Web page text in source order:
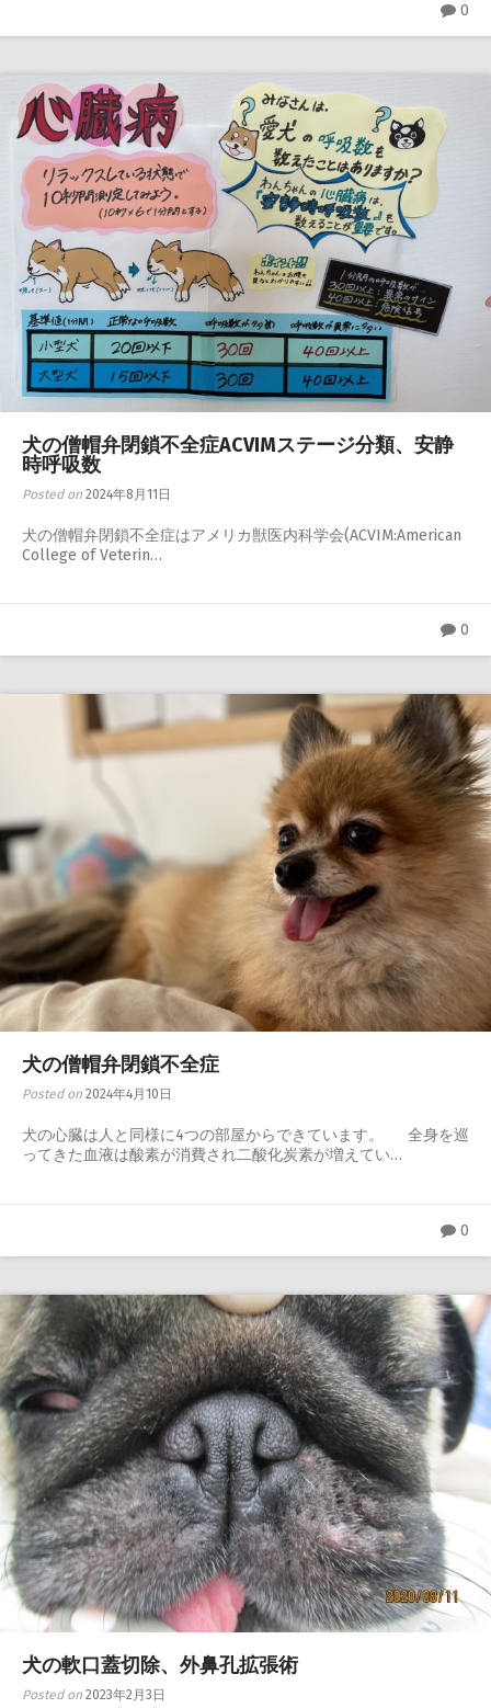
0
犬の僧帽弁閉鎖不全症ACVIMステージ分類、安静
時呼吸数
Posted on 2024年8月11日
犬の僧帽弁閉鎖不全症はアメリカ獣医内科学会(ACVIM:American
College of Veterin…
0
犬の僧帽弁閉鎖不全症
Posted on 2024年4月10日
犬の心臓は人と同様に4つの部屋からできています。 全身を巡
ってきた血液は酸素が消費され二酸化炭素が増えてい…
0
犬の軟口蓋切除、外鼻孔拡張術
Posted on 2023年2月3日